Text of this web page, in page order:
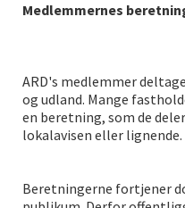
Medlemmernes
ARD's medlemmer
og udland. Mange
en beretning, som de
lokalavisen eller lignende.
Beretningerne fortjener